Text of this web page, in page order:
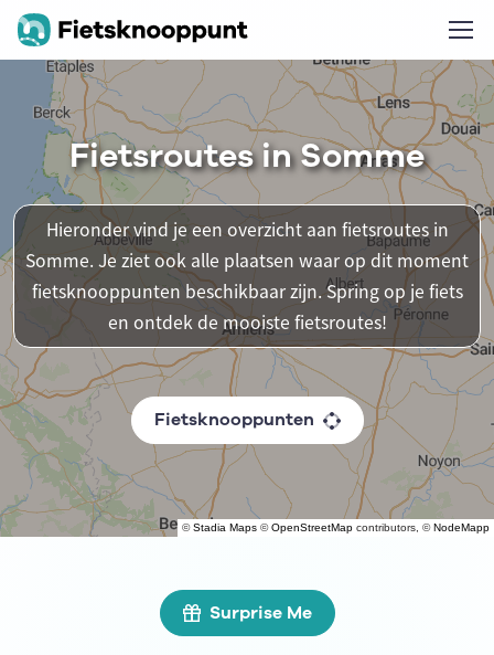
©Stadia Maps ©OpenStreetMap contributors, ©NodeMapp
Fietsroutes in Somme
Hieronder vind je een overzicht aan fietsroutes in
Somme. Je ziet ook alle plaatsen waar op dit moment
fietsknooppunten beschikbaar zijn. Spring op je fiets
en ontdek de mooiste fietsroutes!
Fietsknooppunten
Surprise Me